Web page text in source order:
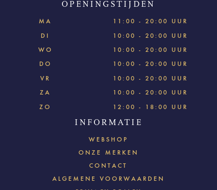
OPENINGSTIJDEN
MA
11:00 - 20:00 UUR
DI
10:00 - 20:00 UUR
WO
10:00 - 20:00 UUR
DO
10:00 - 20:00 UUR
VR
10:00 - 20:00 UUR
ZA
10:00 - 20:00 UUR
ZO
12:00 - 18:00 UUR
INFORMATIE
WEBSHOP
ONZE MERKEN
CONTACT
ALGEMENE VOORWAARDEN